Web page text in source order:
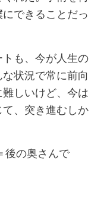
できることだっ
も、今が人生の
状況で常に前向
しいけど、今は
、突き進むしか
後の奥さんで